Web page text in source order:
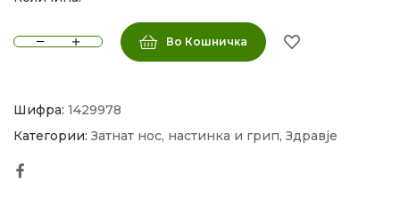
Во Кошничка
Шифра: 1429978
Категории: Затнат нос, настинка и грип, Здравје